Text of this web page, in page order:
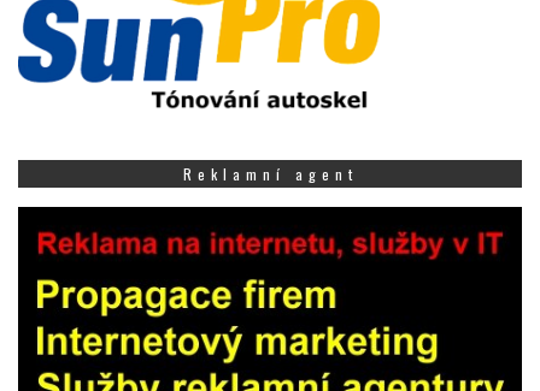
Reklamní agent